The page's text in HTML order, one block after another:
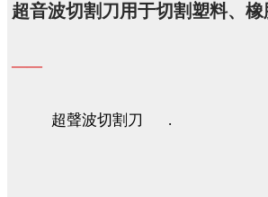
超音波切割刀用于切割塑料、
——
超聲波切割刀 .